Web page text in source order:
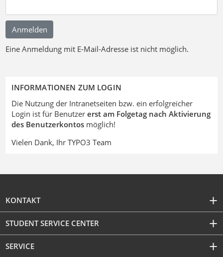
Eine Anmeldung mit E-Mail-Adresse ist nicht möglich.
INFORMATIONEN ZUM LOGIN
Die Nutzung der Intranetseiten bzw. ein erfolgreicher
Login ist für Benutzer erst am Folgetag nach Aktivierung
des Benutzerkontosmöglich!
Vielen Dank, Ihr TYPO3 Team
KONTAKT
STUDENT SERVICE CENTER
SERVICE